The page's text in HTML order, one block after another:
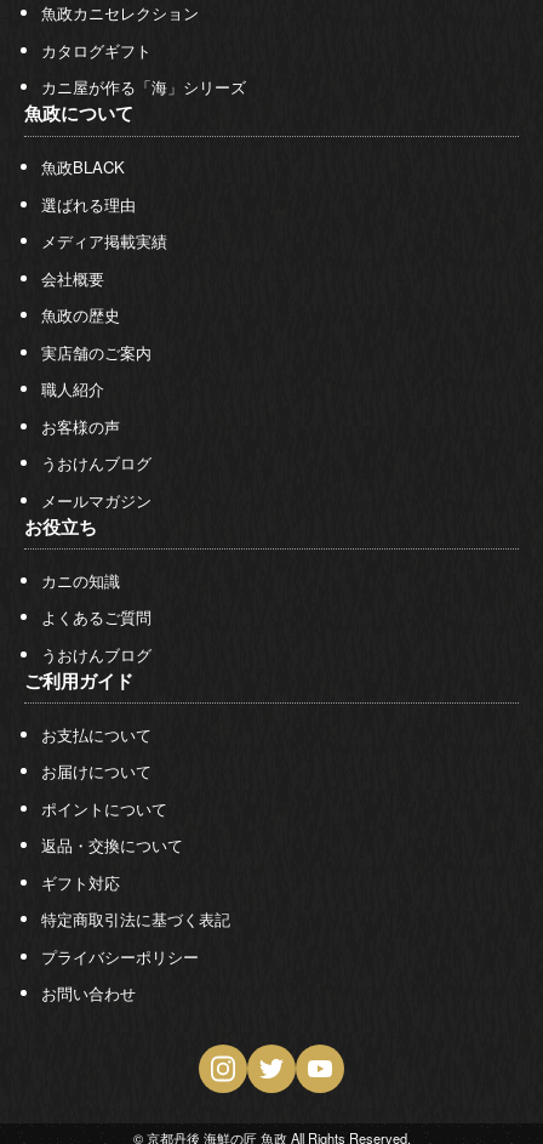
魚政カニセレクション
カタログギフト
カニ屋が作る「海」シリーズ
魚政について
魚政BLACK
選ばれる理由
メディア掲載実績
会社概要
魚政の歴史
実店舗のご案内
職人紹介
お客様の声
うおけんブログ
メールマガジン
お役立ち
カニの知識
よくあるご質問
うおけんブログ
ご利用ガイド
お支払について
お届けについて
ポイントについて
返品・交換について
ギフト対応
特定商取引法に基づく表記
プライバシーポリシー
お問い合わせ
© 京都丹後 海鮮の匠 魚政 All Rights Reserved.